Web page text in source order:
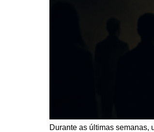
Durante as últimas semanas,